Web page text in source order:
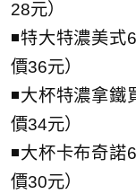
28元）
◾特大特濃美
價36元）
◾大杯特濃拿
價34元）
◾大杯卡布奇
價30元）